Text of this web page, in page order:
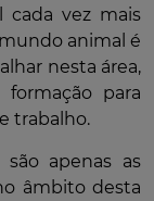
cada vez mais
animal é
nesta área,
para
trabalho.
apenas as
âmbito desta